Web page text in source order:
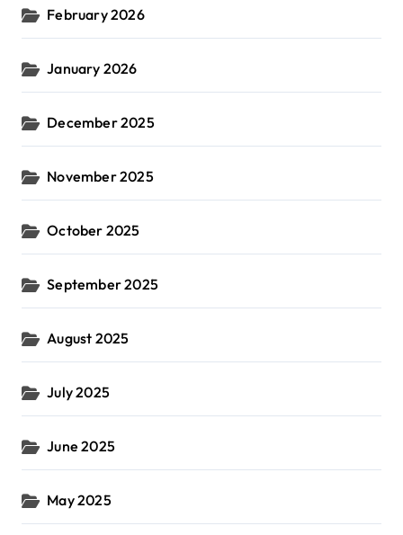
February 2026
January 2026
December 2025
November 2025
October 2025
September 2025
August 2025
July 2025
June 2025
May 2025